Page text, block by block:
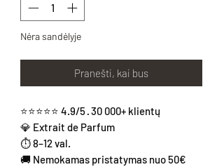
Nėra sandėlyje
Pranešti, kai bus
⭐⭐⭐⭐⭐ 4.9/5 · 30 000+ klientų
💎 Extrait de Parfum
⏱ 8–12 val.
🚚 Nemokamas pristatymas nuo 50€